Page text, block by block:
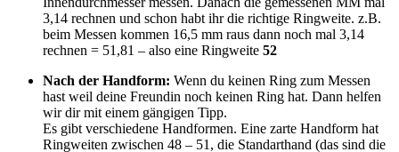
3,14 rechnen und schon habt ihr die richtige Ringweite. z.B.
beim Messen kommen 16,5 mm raus dann noch mal 3,14
rechnen = 51,81 – also eine Ringweite 52
Nach der Handform: Wenn du keinen Ring zum Messen
hast weil deine Freundin noch keinen Ring hat. Dann helfen
wir dir mit einem gängigen Tipp.
Es gibt verschiedene Handformen. Eine zarte Handform hat
Ringweiten zwischen 48 – 51, die Standarthand (das sind die